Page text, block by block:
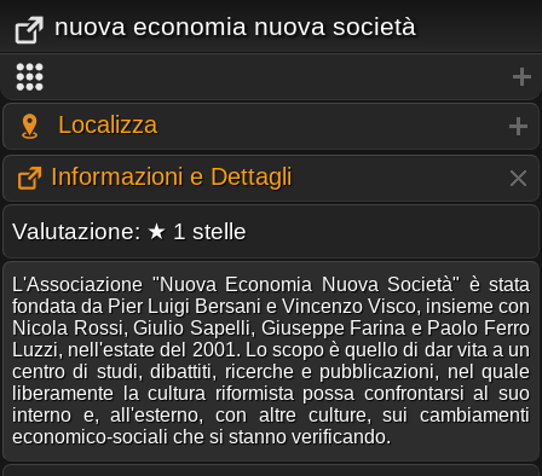
nuova economia nuova società
Localizza
Informazioni e Dettagli
Valutazione: ★ 1 stelle
L'Associazione "Nuova Economia Nuova Società" è stata
fondata da Pier Luigi Bersani e Vincenzo Visco, insieme con
Nicola Rossi, Giulio Sapelli, Giuseppe Farina e Paolo Ferro
Luzzi, nell'estate del 2001. Lo scopo è quello di dar vita a un
centro di studi, dibattiti, ricerche e pubblicazioni, nel quale
liberamente la cultura riformista possa confrontarsi al suo
interno e, all'esterno, con altre culture, sui cambiamenti
economico-sociali che si stanno verificando.